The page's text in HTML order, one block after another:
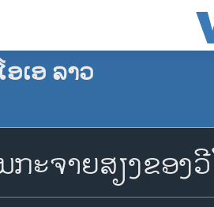
ເອ ລາວ
ກະຈາຍສຽງຂອງ